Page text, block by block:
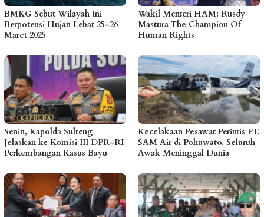
BMKG Sebut Wilayah Ini
Berpotensi Hujan Lebat 25-26
Maret 2025
Wakil Menteri HAM: Rusdy
Mastura The Champion Of
Human Rights
Senin, Kapolda Sulteng
Jelaskan ke Komisi III DPR-RI
Perkembangan Kasus Bayu
Kecelakaan Pesawat Perintis PT.
SAM Air di Pohuwato, Seluruh
Awak Meninggal Dunia